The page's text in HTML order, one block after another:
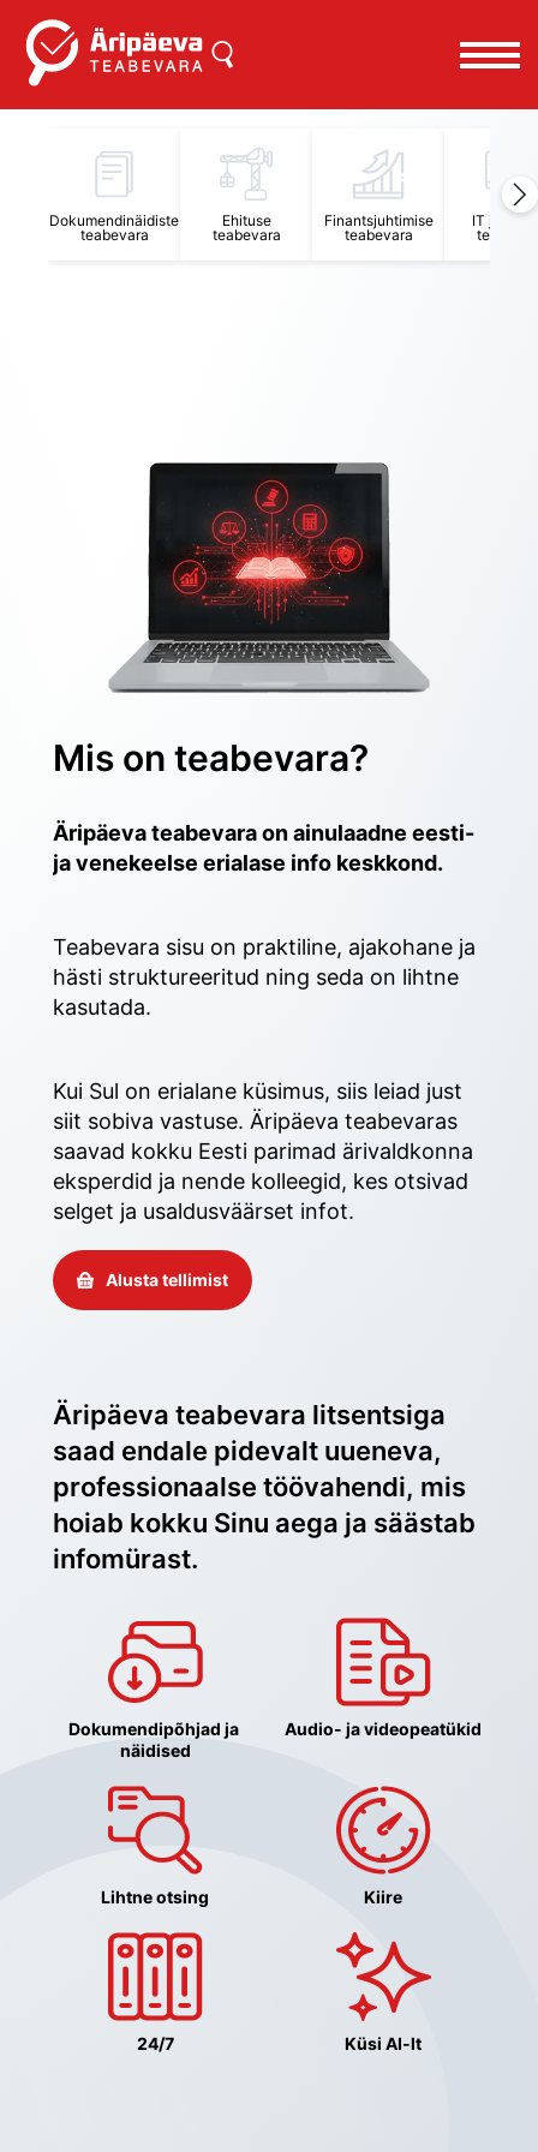
Dokumendinäidiste
teabevara
Ehituse
teabevara
Finantsjuhtimise
teabevara
IT
Mis on teabevara?
Äripäeva teabevara on ainulaadne eesti-
ja venekeelse erialase info keskkond.
Teabevara sisu on praktiline, ajakohane ja
hästi struktureeritud ning seda on lihtne
kasutada.
Kui Sul on erialane küsimus, siis leiad just
siit sobiva vastuse. Äripäeva teabevaras
saavad kokku Eesti parimad ärivaldkonna
eksperdid ja nende kolleegid, kes otsivad
selget ja usaldusväärset infot.
Alusta tellimist
Äripäeva teabevara litsentsiga
saad endale pidevalt uueneva,
professionaalse töövahendi, mis
hoiab kokku Sinu aega ja säästab
infomürast.
Dokumendipõhjad ja
näidised
Audio- ja videopeatükid
Lihtne otsing Kiire
24/7 Küsi AI-lt